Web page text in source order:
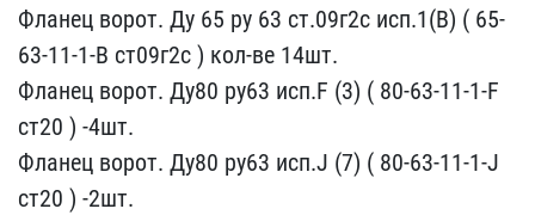
Фланец ворот. Ду ​65 ру 63 ст.09г2с исп.1(​В) ( 65-
63-11-1-В ст09г2​с ) кол-ве 14шт.
Фланец ​ворот. Ду80 ру63 исп.F (​3) ( 80-63-11-1-F
ст20 )​ -4шт.
Фланец ворот. Ду8​0 ру63 исп.J (7) ( 80-63​-11-1-J
ст20 ) -2шт.